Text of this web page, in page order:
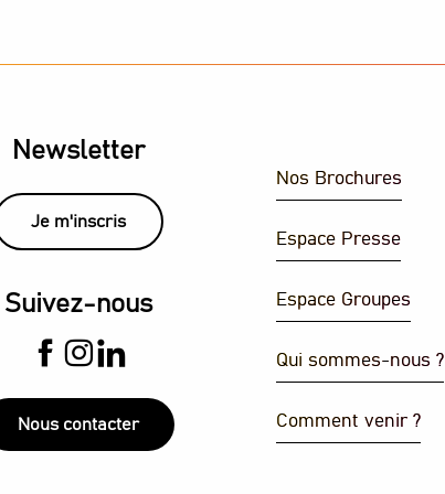
architecture entre héritage et modernité
Newsletter
Je m'inscris
Suivez-nous
Nous contacter
Nos Brochures
Espace Presse
Espace Groupes
Qui sommes-nous ?
Comment venir ?